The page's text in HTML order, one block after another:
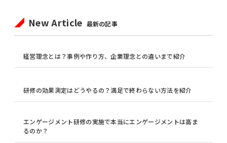
New Article 最新の記事
経営理念とは？事例や作り方、企業理念との違いまで紹介
研修の効果測定はどうやるの？満足で終わらない方法を紹介
エンゲージメント研修の実施で本当にエンゲージメントは高ま
るのか？